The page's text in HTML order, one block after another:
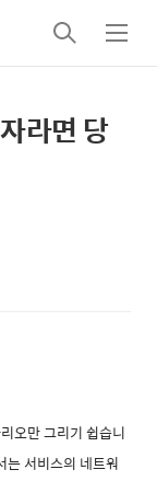
검
색
메
뉴
라면 당
오만 그리기 쉽습니
는 서비스의 네트워